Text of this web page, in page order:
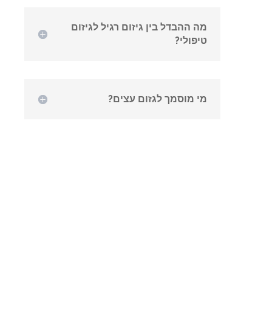
מה ההבדל בין גיזום רגיל לגיזום
טיפולי?
מי מוסמך לגזום עצים?